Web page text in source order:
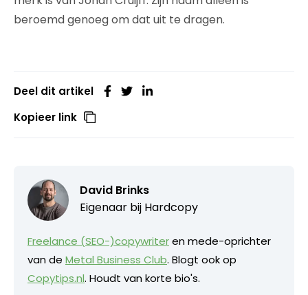
beroemd genoeg om dat uit te dragen.
Deel dit artikel
Kopieer link
David Brinks
Eigenaar bij Hardcopy
Freelance (SEO-)copywriteren mede-oprichter
van de Metal Business Club. Blogt ook op
Copytips.nl. Houdt van korte bio's.